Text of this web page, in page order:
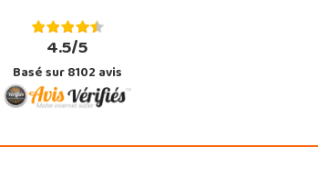
4.5/5
Basé sur 8102 avis